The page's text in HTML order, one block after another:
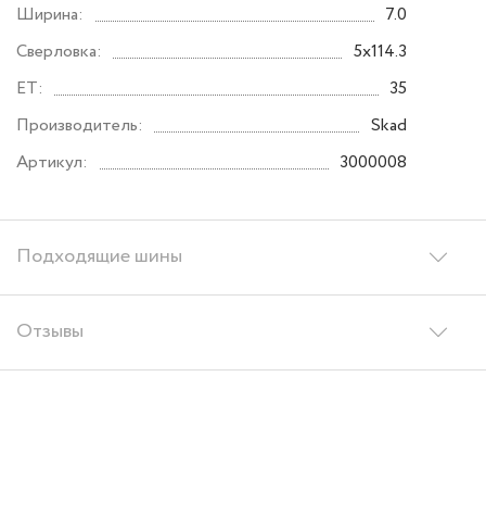
Подходящие шины
Отзывы
Ширина:
7.0
Сверловка:
5x114.3
ET:
35
Производитель:
Skad
Артикул:
3000008